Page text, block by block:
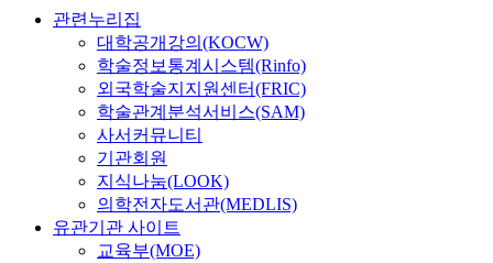
관련누리집
대학공개강의(KOCW)
학술정보통계시스템(Rinfo)
외국학술지지원센터(FRIC)
학술관계분석서비스(SAM)
사서커뮤니티
기관회원
지식나눔(LOOK)
의학전자도서관(MEDLIS)
유관기관 사이트
교육부(MOE)